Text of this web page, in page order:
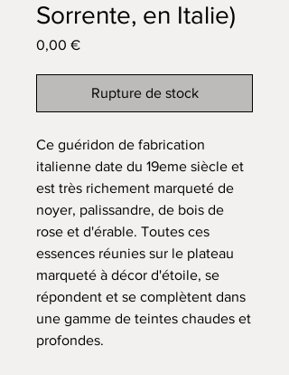
Sorrente, en Italie)
0,00 €Prix
Rupture de stock
Ce guéridon de fabrication
italienne date du 19eme siècle et
est très richement marqueté de
noyer, palissandre, de bois de
rose et d'érable. Toutes ces
essences réunies sur le plateau
marqueté à décor d'étoile, se
répondent et se complètent dans
une gamme de teintes chaudes et
profondes.